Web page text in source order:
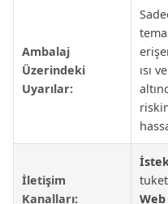
Ambalaj
Üzerindeki
Uyarılar:
ısı
İletişim
Kanalları: